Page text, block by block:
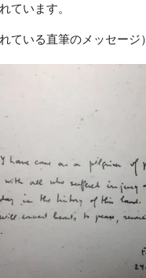
ています。
ている直筆のメッセージ）